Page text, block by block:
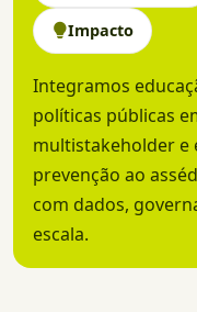
Impacto
Integramos
políticas públicas
multistakeholder e
prevenção ao
com dados,
escala.